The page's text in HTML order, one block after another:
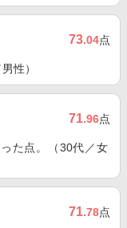
73.04点
性）
71.96点
た点。（30代／女
71.78点